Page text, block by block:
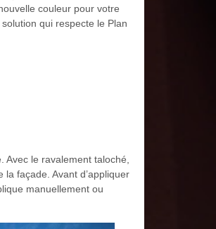
couleur pour votre
qui respecte le Plan
le ravalement taloché,
façade. Avant d’appliquer
manuellement ou